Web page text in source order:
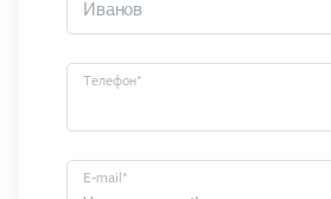
Телефон*
E-mail*